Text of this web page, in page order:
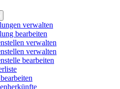
verwalten
bearbeiten
verwalten
verwalten
bearbeiten